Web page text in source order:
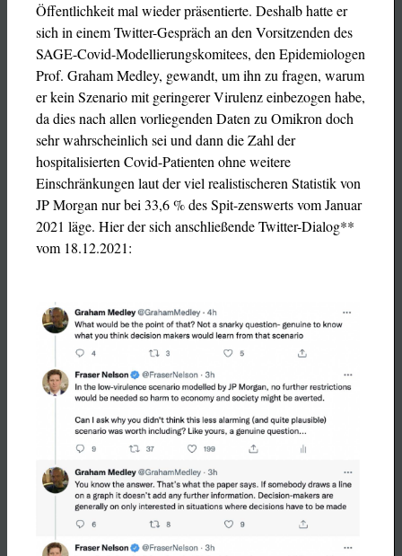
Öffentlichkeit mal wieder präsentierte. Deshalb hatte er
sich in einem Twitter-Gespräch an den Vorsitzenden des
SAGE-Covid-Modellierungskomitees, den Epidemiologen
Prof. Graham Medley, gewandt, um ihn zu fragen, warum
er kein Szenario mit geringerer Virulenz einbezogen habe,
da dies nach allen vorliegenden Daten zu Omikron doch
sehr wahrscheinlich sei und dann die Zahl der
hospitalisierten Covid-Patienten ohne weitere
Einschränkungen laut der viel realistischeren Statistik von
JP Morgan nur bei 33,6 % des Spit-zenswerts vom Januar
2021 läge. Hier der sich anschließende Twitter-Dialog**
vom 18.12.2021: